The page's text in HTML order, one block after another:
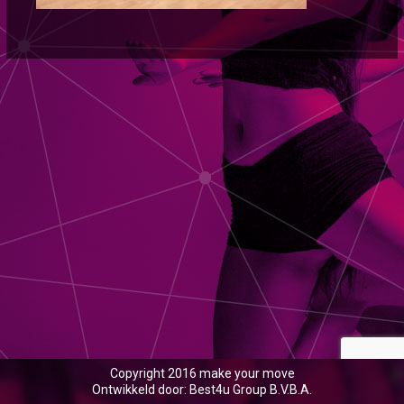
Copyright 2016 make your move
Ontwikkeld door: Best4u Group B.V.B.A.